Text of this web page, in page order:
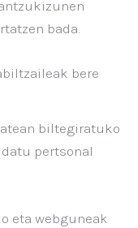
bada.
bere
biltegiratuko
pertsonal
eta webguneak